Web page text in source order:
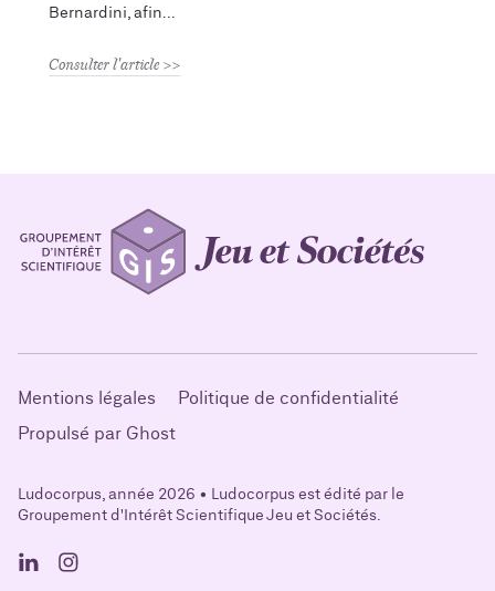
Bernardini, afin
Consulter l'article
Mentions légales
Politique de confidentialité
Propulsé par Ghost
Ludocorpus, année 2026 • Ludocorpus est édité par le
Groupement d'Intérêt Scientifique Jeu et Sociétés.